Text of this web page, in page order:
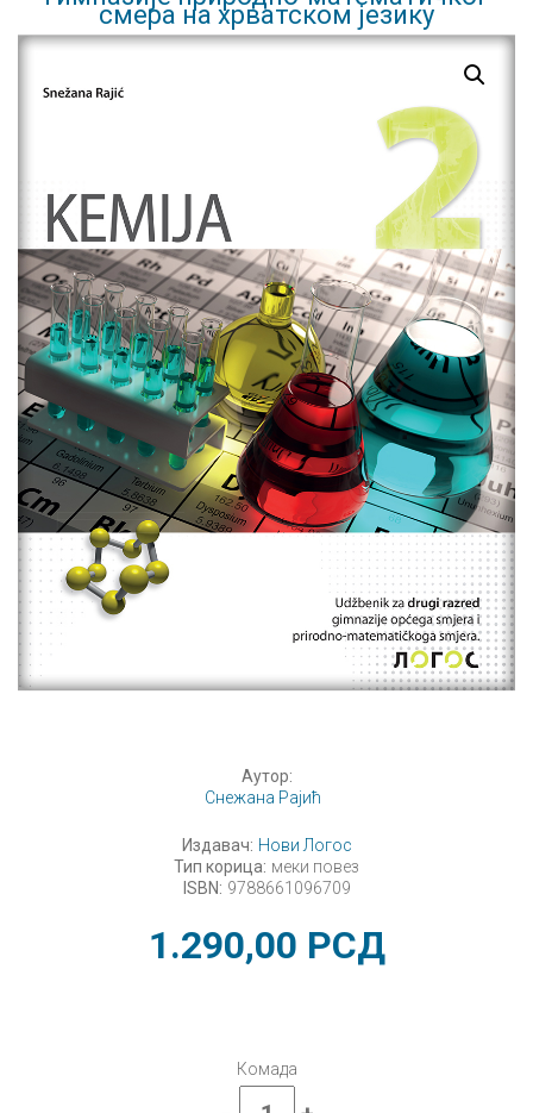
смера на хрватском језику
Аутор:
Снежана Рајић
Издавач: Нови Логос
Тип корица: меки повез
ISBN: 9788661096709
1.290,00 РСД
Комада